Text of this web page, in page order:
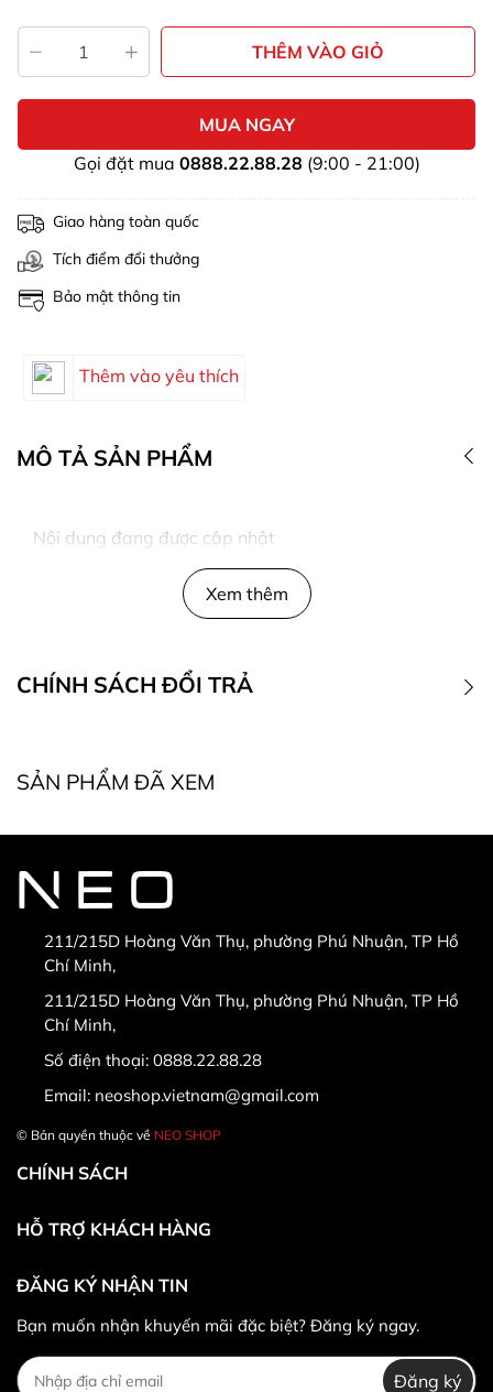
THÊM VÀO GIỎ
MUA NGAY
Gọi đặt mua 0888.22.88.28 (9:00 - 21:00)
Giao hàng toàn quốc
Tích điểm đổi thưởng
Bảo mật thông tin
Thêm vào yêu thích
MÔ TẢ SẢN PHẨM
Nội dung đang được cập nhật
Xem thêm
CHÍNH SÁCH ĐỔI TRẢ
* Điều kiện bắt buộc khi đổi, trả hàng:
* Hàng được đổi trả khi:
SẢN PHẨM ĐÃ XEM
211/215D Hoàng Văn Thụ, phường Phú Nhuận, TP Hồ
Chí Minh,
211/215D Hoàng Văn Thụ, phường Phú Nhuận, TP Hồ
Chí Minh,
Số điện thoại: 0888.22.88.28
Email: neoshop.vietnam@gmail.com
© Bản quyền thuộc về NEO SHOP
CHÍNH SÁCH
HỖ TRỢ KHÁCH HÀNG
ĐĂNG KÝ NHẬN TIN
Bạn muốn nhận khuyến mãi đặc biệt? Đăng ký ngay.
Đăng ký